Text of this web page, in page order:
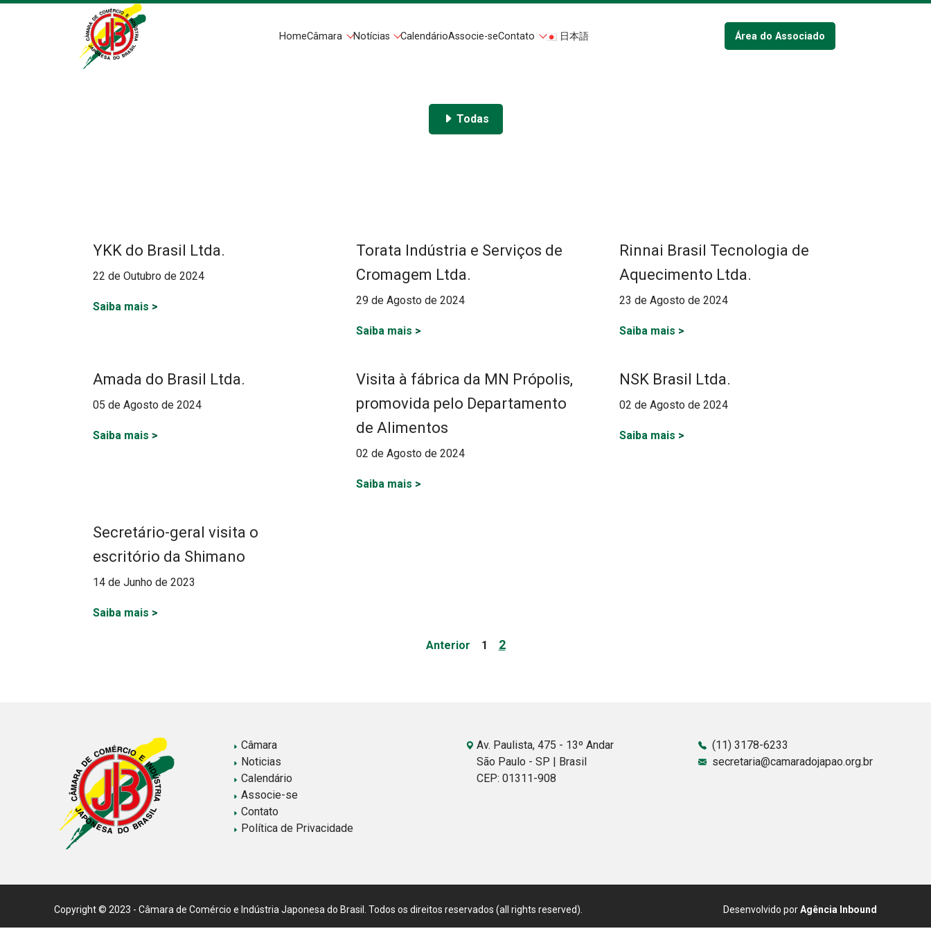
HomeCâmara Notícias CalendárioAssocie-seContato 日本語 Área do Associado
Todas
YKK do Brasil Ltda.
22 de Outubro de 2024
Saiba mais >
Torata Indústria e Serviços de
Cromagem Ltda.
29 de Agosto de 2024
Saiba mais >
Rinnai Brasil Tecnologia de
Aquecimento Ltda.
23 de Agosto de 2024
Saiba mais >
Amada do Brasil Ltda.
05 de Agosto de 2024
Saiba mais >
Visita à fábrica da MN Própolis,
promovida pelo Departamento
de Alimentos
02 de Agosto de 2024
Saiba mais >
NSK Brasil Ltda.
02 de Agosto de 2024
Saiba mais >
Secretário-geral visita o
escritório da Shimano
14 de Junho de 2023
Saiba mais >
Anterior Page
1 Page
2
Câmara
Noticias
Calendário
Associe-se
Contato
Política de Privacidade
Av. Paulista, 475 - 13º Andar
São Paulo - SP | Brasil
CEP: 01311-908
(11) 3178-6233
secretaria@camaradojapao.org.br
Copyright © 2023 - Câmara de Comércio e Indústria Japonesa do Brasil. Todos os direitos reservados (all rights reserved). Desenvolvido porAgência Inbound